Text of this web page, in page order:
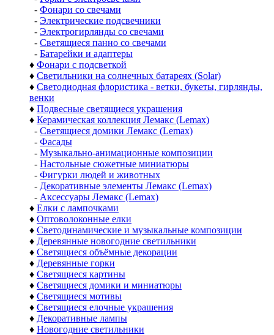
- Фонари со свечами
- Электрические подсвечники
- Электрогирлянды со свечами
- Светящиеся панно со свечами
- Батарейки и адаптеры
♦ Фонари с подсветкой
♦ Светильники на солнечных батареях (Solar)
♦ Светодиодная флористика - ветки, букеты, гирлянды,
венки
♦ Подвесные светящиеся украшения
♦ Керамическая коллекция Лемакс (Lemax)
- Светящиеся домики Лемакс (Lemax)
- Фасады
- Музыкально-анимационные композиции
- Настольные сюжетные миниатюры
- Фигурки людей и животных
- Декоративные элементы Лемакс (Lemax)
- Аксессуары Лемакс (Lemax)
♦ Елки с лампочками
♦ Оптоволоконные елки
♦ Светодинамические и музыкальные композиции
♦ Деревянные новогодние светильники
♦ Светящиеся объёмные декорации
♦ Деревянные горки
♦ Светящиеся картины
♦ Светящиеся домики и миниатюры
♦ Светящиеся мотивы
♦ Светящиеся елочные украшения
♦ Декоративные лампы
♦ Новогодние светильники